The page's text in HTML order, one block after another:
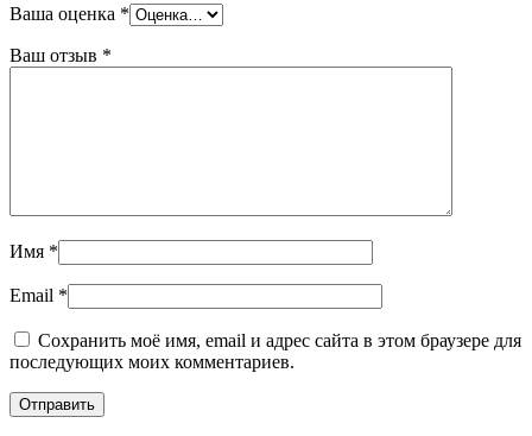
Ваша оценка *
Ваш отзыв *
Имя *
Email *
Сохранить моё имя, email и адрес сайта в этом браузере для
последующих моих комментариев.